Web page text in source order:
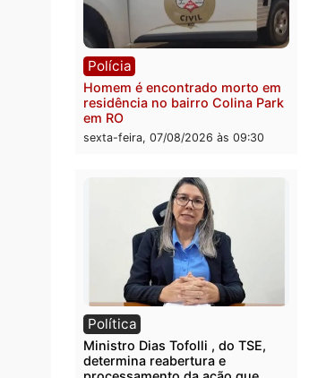
Polícia
Polícia Federal apreende 400
quilos de drogas e prende
motorista em RO
sexta-feira, 07/08/2026 às 09:40
Polícia
Homem é encontrado morto em
residência no bairro Colina Park
em RO